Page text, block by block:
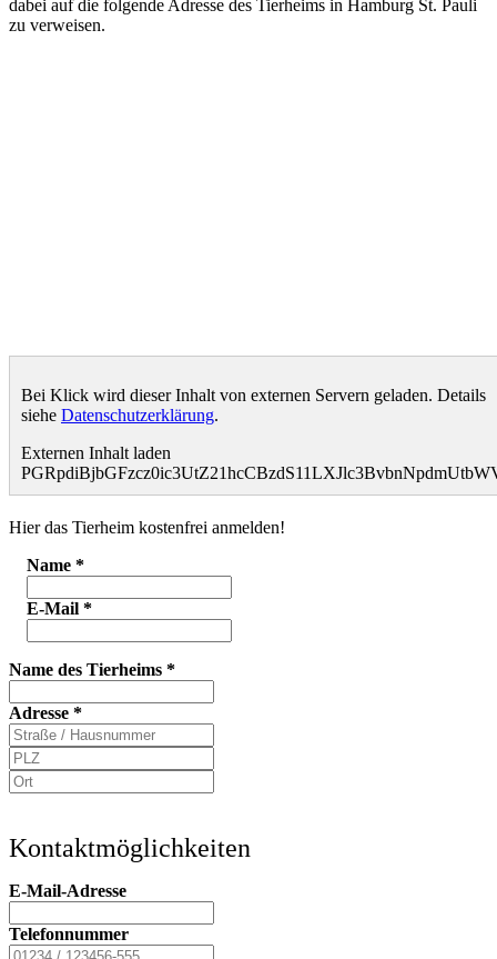
dabei auf die folgende Adresse des Tierheims in Hamburg St. Pauli
zu verweisen.
Bei Klick wird dieser Inhalt von externen Servern geladen. Details
siehe Datenschutzerklärung.
Externen Inhalt laden
Hier das Tierheim kostenfrei anmelden!
Name *
E-Mail *
Name des Tierheims *
Adresse *
Kontaktmöglichkeiten
E-Mail-Adresse
Telefonnummer